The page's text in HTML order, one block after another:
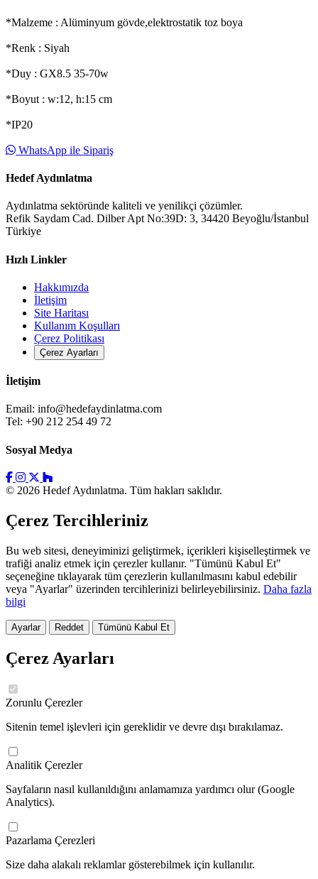
*Malzeme : Alüminyum gövde,elektrostatik toz boya
*Renk : Siyah
*Duy : GX8.5 35-70w
*Boyut : w:12, h:15 cm
*IP20
WhatsApp ile Sipariş
Hedef Aydınlatma
Aydınlatma sektöründe kaliteli ve yenilikçi çözümler.
Refik Saydam Cad. Dilber Apt No:39D: 3, 34420 Beyoğlu/İstanbul
Türkiye
Hızlı Linkler
Hakkımızda
İletişim
Site Haritası
Kullanım Koşulları
Çerez Politikası
Çerez Ayarları
İletişim
Email: info@hedefaydinlatma.com
Tel: +90 212 254 49 72
Sosyal Medya
© 2026 Hedef Aydınlatma. Tüm hakları saklıdır.
Çerez Tercihleriniz
Bu web sitesi, deneyiminizi geliştirmek, içerikleri kişiselleştirmek ve
trafiği analiz etmek için çerezler kullanır. "Tümünü Kabul Et"
seçeneğine tıklayarak tüm çerezlerin kullanılmasını kabul edebilir
veya "Ayarlar" üzerinden tercihlerinizi belirleyebilirsiniz. Daha fazla
bilgi
Ayarlar Reddet Tümünü Kabul Et
Çerez Ayarları
Zorunlu Çerezler
Sitenin temel işlevleri için gereklidir ve devre dışı bırakılamaz.
Analitik Çerezler
Sayfaların nasıl kullanıldığını anlamamıza yardımcı olur (Google
Analytics).
Pazarlama Çerezleri
Size daha alakalı reklamlar gösterebilmek için kullanılır.